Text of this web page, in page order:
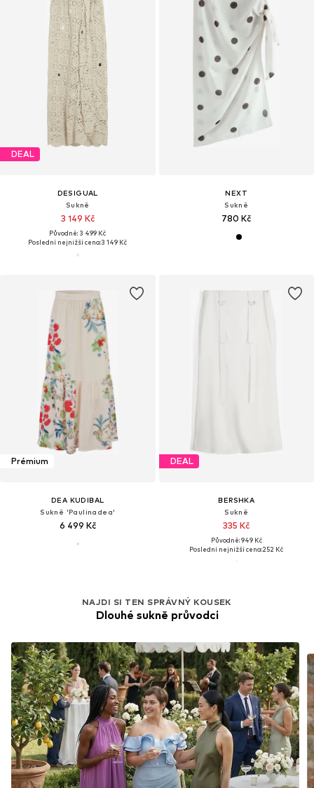
DEAL
DESIGUAL
Sukně
3 149 Kč
Původně: 3 499 Kč
Poslední nejnižší cena:3 149 Kč
NEXT
Sukně
780 Kč
Prémium
DEA KUDIBAL
Sukně 'Paulinadea'
6 499 Kč
DEAL
BERSHKA
Sukně
335 Kč
Původně: 949 Kč
Poslední nejnižší cena:252 Kč
NAJDI SI TEN SPRÁVNÝ KOUSEK
Dlouhé sukně průvodci